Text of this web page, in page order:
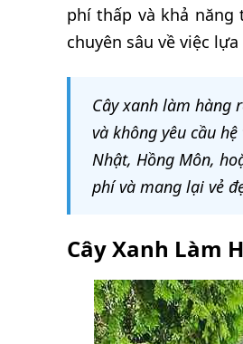
phí thấp và khả năng
chuyên sâu về việc
Cây xanh làm hàng
và không yêu cầu
Nhật, Hồng Môn,
phí và mang lại vẻ
Cây Xanh Làm